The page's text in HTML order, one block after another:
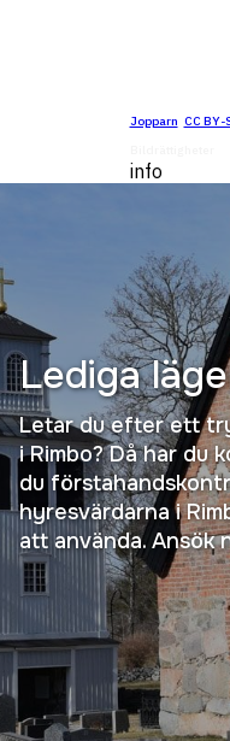
Jopparn CC BY-
info
Lediga
Letar du efter ett
i Rimbo? Då har du
du
hyresvärdarna i
att använda. Ansök